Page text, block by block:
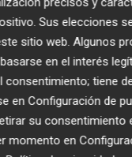
Sus elecciones
sitio web. Algunos
en el interés
consentimiento; tiene
enConfiguración de
su consentimiento
momento en